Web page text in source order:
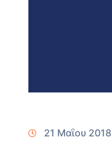
21 Μαΐου 2018